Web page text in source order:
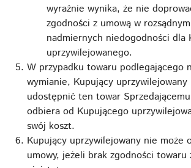
wyraźnie wynika, że nie
zgodności z umową w
nadmiernych niedogodności dla
uprzywilejowanego.
W przypadku towaru podlegającego
wymianie, Kupujący uprzywilejowany
udostępnić ten towar
odbiera od Kupującego
swój koszt.
Kupujący uprzywilejowany nie może
umowy, jeżeli brak zgodności towaru